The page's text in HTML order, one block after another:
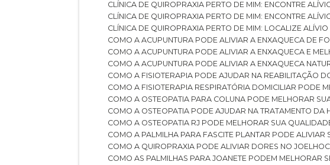
CLÍNICA DE QUIROPRAXIA PERTO DE MIM: ENCONTRE
CLÍNICA DE QUIROPRAXIA PERTO DE MIM: ENCONTRE
CLÍNICA DE QUIROPRAXIA PERTO DE MIM: LOCALIZE
COMO A ACUPUNTURA PODE ALIVIAR A ENXAQUECA DE
COMO A ACUPUNTURA PODE ALIVIAR A ENXAQUECA E
COMO A ACUPUNTURA PODE ALIVIAR A ENXAQUECA
COMO A FISIOTERAPIA PODE AJUDAR NA REABILITAÇÃO
COMO A FISIOTERAPIA RESPIRATÓRIA DOMICILIAR PODE
COMO A OSTEOPATIA PARA COLUNA PODE MELHORAR
COMO A OSTEOPATIA PODE AJUDAR NA TRATAMENTO DA
COMO A OSTEOPATIA RJ PODE MELHORAR SUA
COMO A PALMILHA PARA FASCITE PLANTAR PODE ALIVIAR
COMO A QUIROPRAXIA PODE ALIVIAR DORES NO JOELHO
COMO AS PALMILHAS PARA JOANETE PODEM MELHORAR